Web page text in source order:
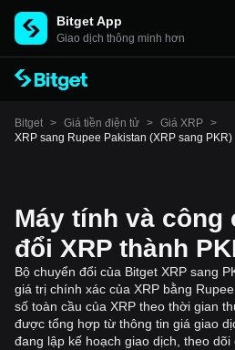
Bitget App
Giao dịch thông minh hơn
Bitget > Giá tiền điện tử > Giá XRP >
XRP sang Rupee Pakistan (XRP sang PKR)
Máy tính và công
đổi XRP thành
Bộ chuyển đổi của Bitget XRP sang
giá trị chính xác của XRP bằng
số toàn cầu của XRP theo thời gian
được tổng hợp từ thông tin giá giao
đang lập kế hoạch giao dịch, theo